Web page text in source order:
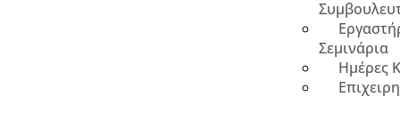
Σεμινάρια
Ημέρες